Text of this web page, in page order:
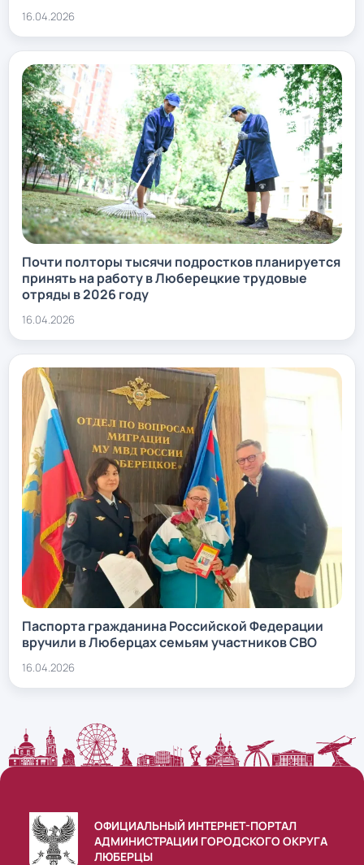
16.04.2026
Почти полторы тысячи подростков планируется
принять на работу в Люберецкие трудовые
отряды в 2026 году
16.04.2026
Паспорта гражданина Российской Федерации
вручили в Люберцах семьям участников СВО
16.04.2026
ОФИЦИАЛЬНЫЙ ИНТЕРНЕТ-ПОРТАЛ
АДМИНИСТРАЦИИ ГОРОДСКОГО ОКРУГА
ЛЮБЕРЦЫ